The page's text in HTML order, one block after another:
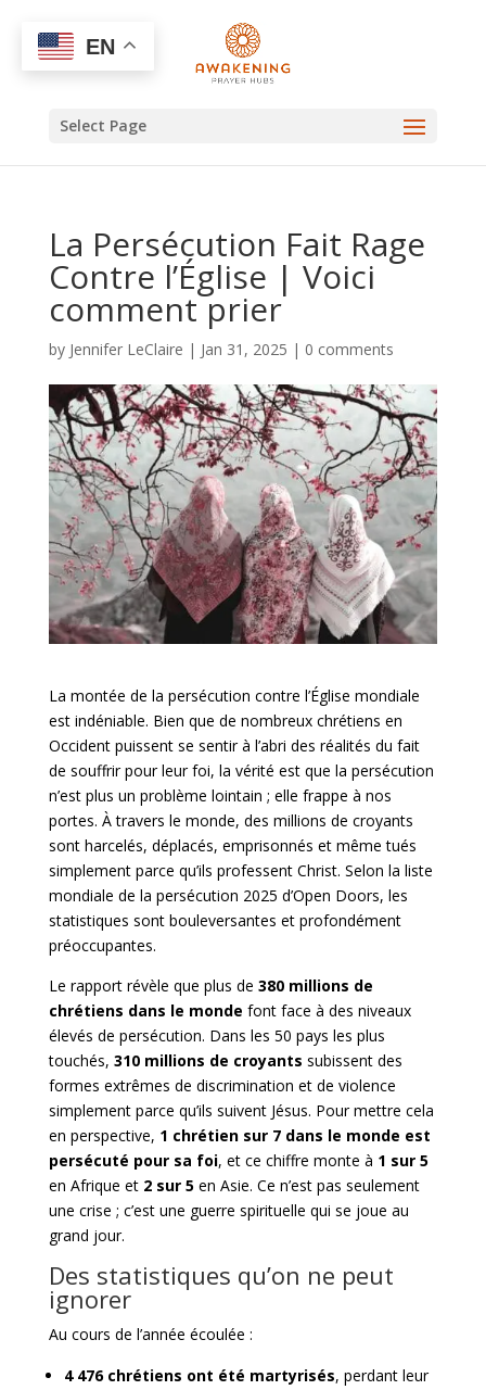
Select Page
La Persécution Fait Rage
Contre l’Église | Voici
comment prier
by Jennifer LeClaire | Jan 31, 2025 | 0 comments
La montée de la persécution contre l’Église mondiale
est indéniable. Bien que de nombreux chrétiens en
Occident puissent se sentir à l’abri des réalités du fait
de souffrir pour leur foi, la vérité est que la persécution
n’est plus un problème lointain ; elle frappe à nos
portes. À travers le monde, des millions de croyants
sont harcelés, déplacés, emprisonnés et même tués
simplement parce qu’ils professent Christ. Selon la liste
mondiale de la persécution 2025 d’Open Doors, les
statistiques sont bouleversantes et profondément
préoccupantes.
Le rapport révèle que plus de 380 millions de
chrétiens dans le monde font face à des niveaux
élevés de persécution. Dans les 50 pays les plus
touchés, 310 millions de croyants subissent des
formes extrêmes de discrimination et de violence
simplement parce qu’ils suivent Jésus. Pour mettre cela
en perspective, 1 chrétien sur 7 dans le monde est
persécuté pour sa foi, et ce chiffre monte à 1 sur 5
en Afrique et 2 sur 5en Asie. Ce n’est pas seulement
une crise ; c’est une guerre spirituelle qui se joue au
grand jour.
Des statistiques qu’on ne peut
ignorer
Au cours de l’année écoulée :
4 476 chrétiens ont été martyrisés, perdant leur
EN